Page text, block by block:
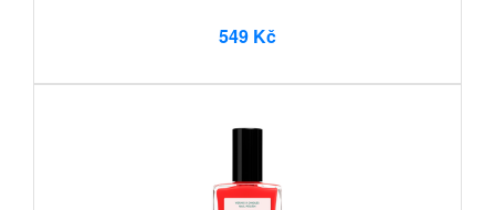
549 Kč